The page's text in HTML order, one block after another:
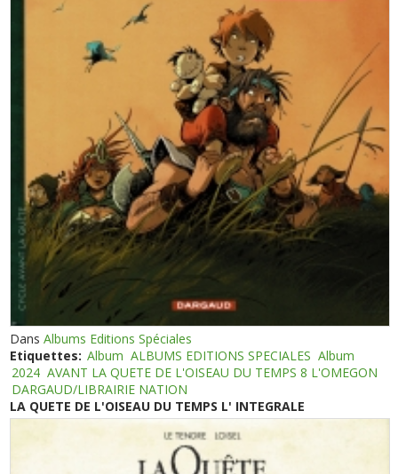
DansAlbums Editions Spéciales
Etiquettes: Album ALBUMS EDITIONS SPECIALES Album
2024 AVANT LA QUETE DE L'OISEAU DU TEMPS 8 L'OMEGON
DARGAUD/LIBRAIRIE NATION
LA QUETE DE L'OISEAU DU TEMPS L' INTEGRALE